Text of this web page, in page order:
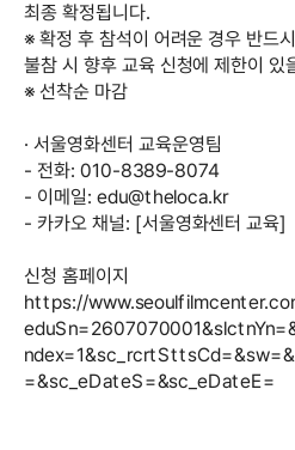
최종 확정됩니다.
※ 확정 후 참석이 어려운 경우 반드
불참 시 향후 교육 신청에 제한이 있
※ 선착순 마감
· 서울영화센터 교육운영팀
- 전화: 010-8389-8074
- 이메일: edu@theloca.kr
- 카카오 채널: [서울영화센터 교육]
신청 홈페이지
https://
=&sc_eDateS=&sc_eDateE=